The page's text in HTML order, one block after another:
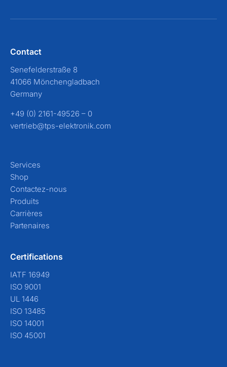
u
Contact
Senefelderstraße 8
41066 Mönchengladbach
Germany
+49 (0) 2161-49526 – 0
vertrieb@tps-elektronik.com
Services
Shop
Contactez-nous
Produits
Carrières
Partenaires
Certifications
IATF 16949
ISO 9001
UL 1446
ISO 13485
ISO 14001
ISO 45001